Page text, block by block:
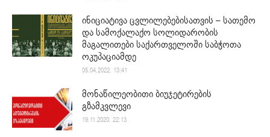
ინიციატივა ცვლილებებისათვის – სათემო
და სამოქალაქო სოლიდარობის
მაგალითები საქართველოში საბჭოთა
ოკუპაციამდე
05.04.2022. 13:41
მონაწილეობითი ბიუჯეტირების
გზამკვლევი
19.11.2020. 22:13